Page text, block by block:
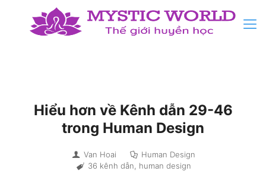
Hiểu hơn về Kênh dẫn 29-46
trong Human Design
Van Hoai
Human Design
36 kênh dẫn
human design